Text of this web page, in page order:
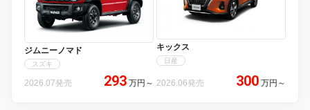
ジムニーノマド
スズキ
2026.07発売 293 万円 ～
キックス
日産
2026.06発売 300 万円 ～